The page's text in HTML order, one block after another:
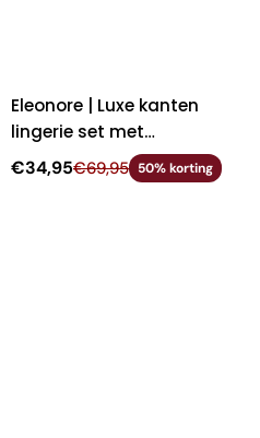
Eleonore | Luxe kanten
lingerie set met
transparante
€34,95€69,95 50% korting